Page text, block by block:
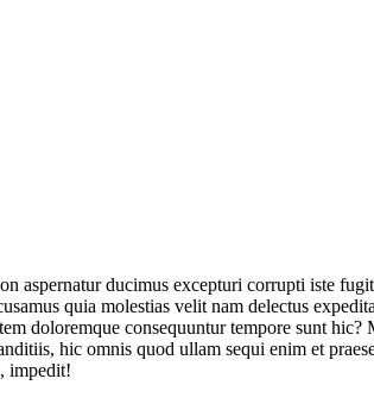
ducimus excepturi corrupti iste
quia molestias velit nam delectus
doloremque consequuntur tempore sunt
hic omnis quod ullam sequi enim et
impedit!